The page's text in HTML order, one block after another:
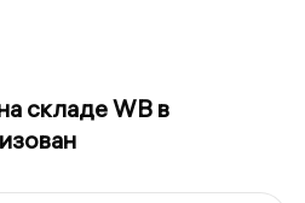
складе WB в